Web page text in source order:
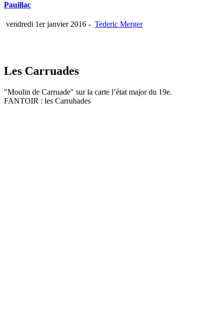
Pauillac
vendredi 1er janvier 2016 - Tederic Merger
Les Carruades
"Moulin de Carruade" sur la carte l’état major du 19e.
FANTOIR : les Carruhades